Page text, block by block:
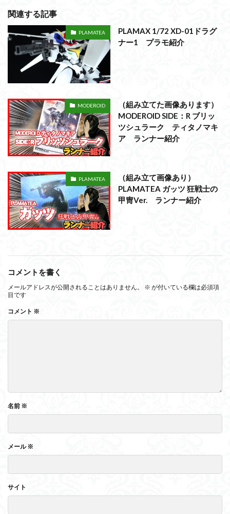
関連する記事
PLAMATEA
PLAMAX 1/72 XD-01ドラグ
ナー1 プラモ紹介
MODEROID
（組み立てた画像あります）
MODEROID SIDE：R ブリッ
ツシュラーク ティタノマキ
ア ランナー紹介
PLAMATEA
（組み立て画像あり）
PLAMATEA ガッツ 狂戦士の
甲冑Ver. ランナー紹介
コメントを書く
メールアドレスが公開されることはありません。 ※ が付いている欄は必須項
目です
コメント ※
名前 ※
メール※
サイト